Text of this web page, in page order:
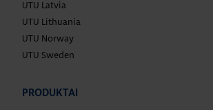
UTU Latvia
UTU Lithuania
UTU Norway
UTU Sweden
PRODUKTAI